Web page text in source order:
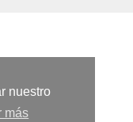
nuestro
más